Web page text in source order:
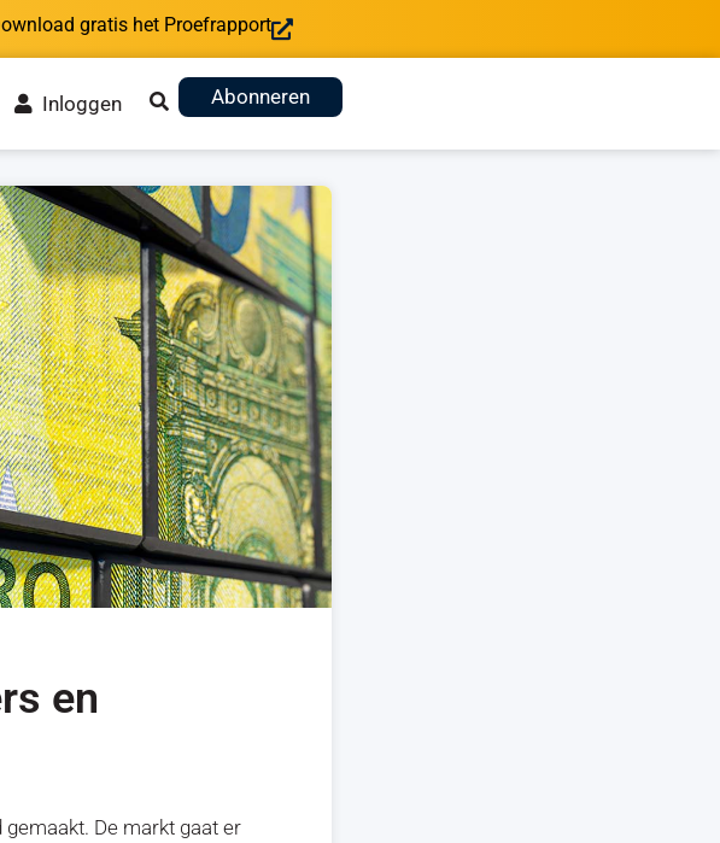
gratis het Proefrapport
Inloggen Abonneren
en
De markt gaat er